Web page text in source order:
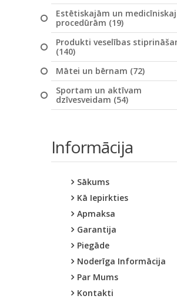
Estētiskajām un
procedūrām (19)
Produkti veselības
(140)
Mātei un bērnam (72)
Sportam un aktīvam
dzīvesveidam (54)
Informācija
Sākums
Kā Iepirkties
Apmaksa
Garantija
Piegāde
Noderīga Informācija
Par Mums
Kontakti